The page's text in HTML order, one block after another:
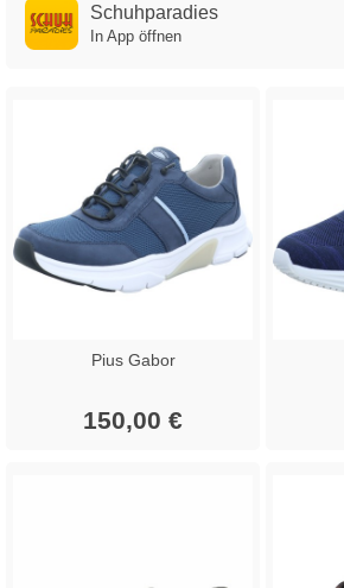
Schuhparadies
In App öffnen
Pius Gabor
150,00 €